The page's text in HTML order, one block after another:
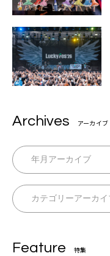
Archives アーカイブ
Feature 特集